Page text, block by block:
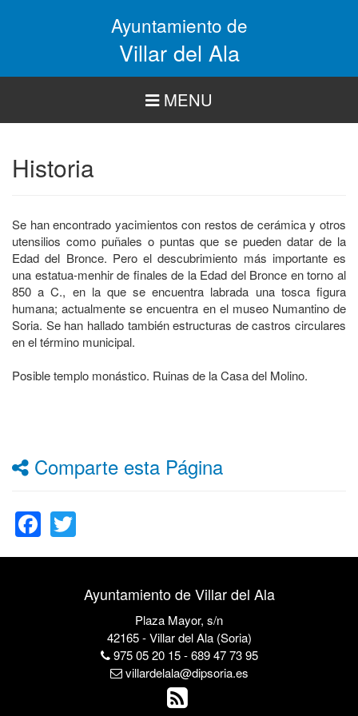
Ayuntamiento de
Villar del Ala
MENU
Historia
Se han encontrado yacimientos con restos de cerámica y otros
utensilios como puñales o puntas que se pueden datar de la
Edad del Bronce. Pero el descubrimiento más importante es
una estatua-menhir de finales de la Edad del Bronce en torno al
850 a C., en la que se encuentra labrada una tosca figura
humana; actualmente se encuentra en el museo Numantino de
Soria. Se han hallado también estructuras de castros circulares
en el término municipal.
Posible templo monástico. Ruinas de la Casa del Molino.
Comparte esta Página
Facebook
Ayuntamiento de Villar del Ala
Plaza Mayor, s/n
42165 - Villar del Ala (Soria)
975 05 20 15 - 689 47 73 95
villardelala@dipsoria.es